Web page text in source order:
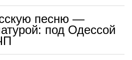
песню —
под Одессой